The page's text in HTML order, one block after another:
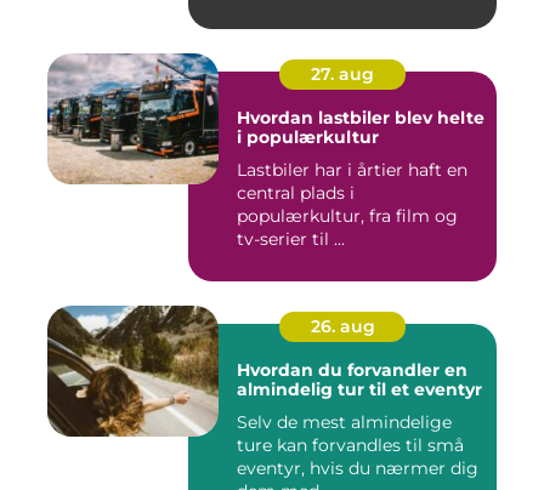
27. aug
Hvordan lastbiler blev helte
i populærkultur
Lastbiler har i årtier haft en
central plads i
populærkultur, fra film og
tv-serier til ...
26. aug
Hvordan du forvandler en
almindelig tur til et eventyr
Selv de mest almindelige
ture kan forvandles til små
eventyr, hvis du nærmer dig